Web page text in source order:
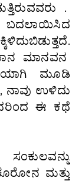
.
ಬದಲಾಯಿಸಿದ
ಮಾನವನ
ಮೂಡಿ
ನಾವು ಉಳಿದು
ಈ ಕಥೆ
ಮತ್ತು